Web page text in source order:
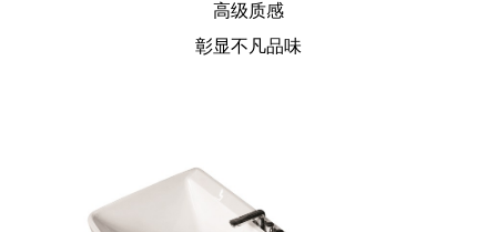
高级质感
彰显不凡品味